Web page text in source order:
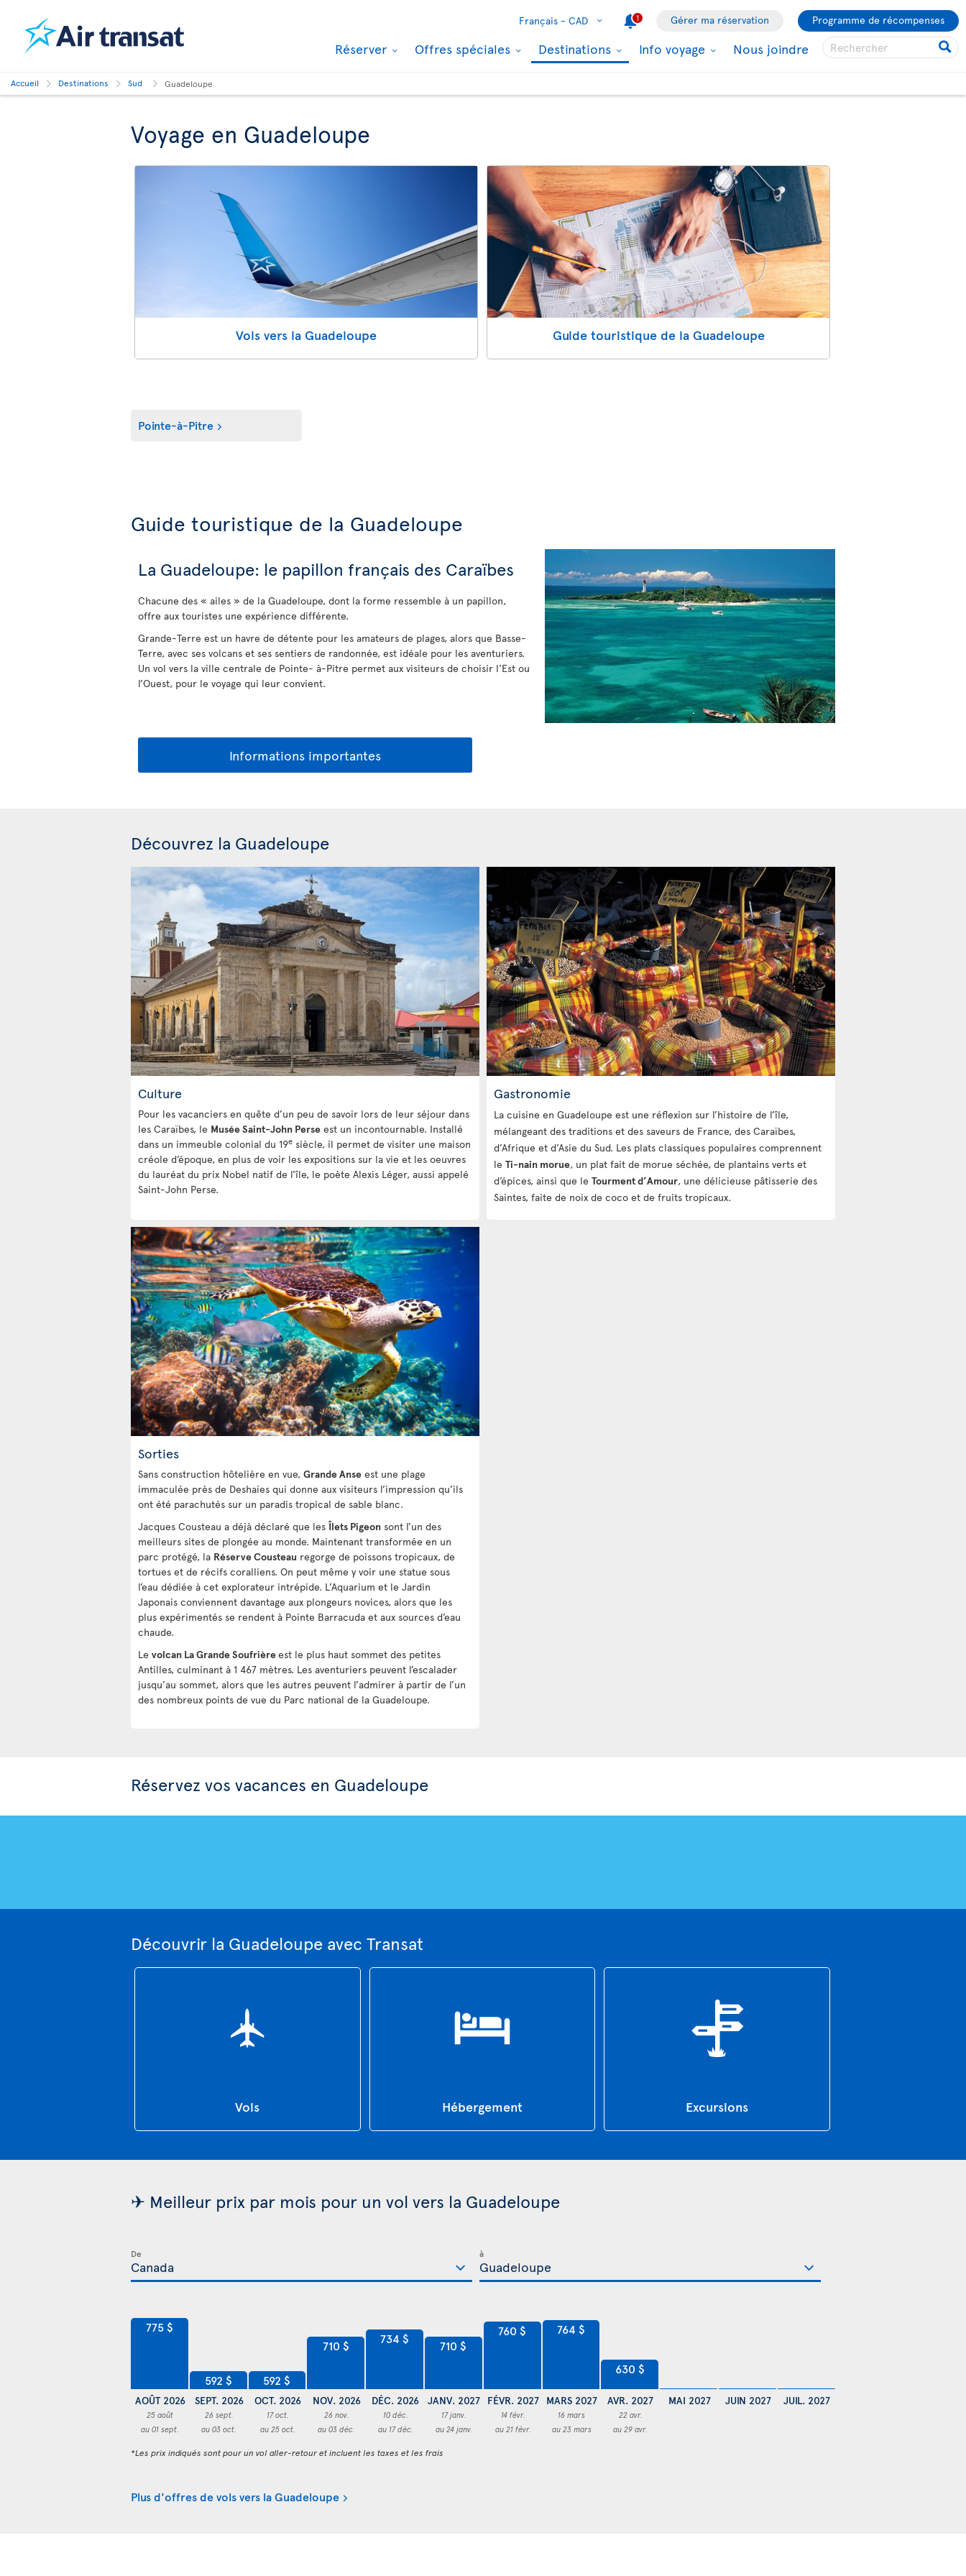
Français - CAD 1 Gérer ma réservation Programme de récompenses
Réserver Offres spéciales Destinations Info voyage Nous joindre
Accueil Destinations Sud Guadeloupe
Voyage en Guadeloupe
Vols vers la Guadeloupe Guide touristique de la Guadeloupe
Pointe-à-Pitre
Guide touristique de la Guadeloupe
La Guadeloupe: le papillon français des Caraïbes
Chacune des « ailes » de la Guadeloupe, dont la forme ressemble à un papillon,
offre aux touristes une expérience différente.
Grande-Terre est un havre de détente pour les amateurs de plages, alors que Basse-
Terre, avec ses volcans et ses sentiers de randonnée, est idéale pour les aventuriers.
Un vol vers la ville centrale de Pointe- à-Pitre permet aux visiteurs de choisir l'Est ou
l’Ouest, pour le voyage qui leur convient.
Informations importantes
Découvrez la Guadeloupe
Culture
Pour les vacanciers en quête d’un peu de savoir lors de leur séjour dans
les Caraïbes, le Musée Saint-John Perse est un incontournable. Installé
dans un immeuble colonial du 19e siècle, il permet de visiter une maison
créole d’époque, en plus de voir les expositions sur la vie et les oeuvres
du lauréat du prix Nobel natif de l’île, le poète Alexis Léger, aussi appelé
Saint-John Perse.
Gastronomie
La cuisine en Guadeloupe est une réflexion sur l’histoire de l’île,
mélangeant des traditions et des saveurs de France, des Caraïbes,
d’Afrique et d’Asie du Sud. Les plats classiques populaires comprennent
le Ti-nain morue, un plat fait de morue séchée, de plantains verts et
d’épices, ainsi que le Tourment d’Amour, une délicieuse pâtisserie des
Saintes, faite de noix de coco et de fruits tropicaux.
Sorties
Sans construction hôtelière en vue, Grande Anse est une plage
immaculée près de Deshaies qui donne aux visiteurs l’impression qu’ils
ont été parachutés sur un paradis tropical de sable blanc.
Jacques Cousteau a déjà déclaré que lesÎlets Pigeon sont l’un des
meilleurs sites de plongée au monde. Maintenant transformée en un
parc protégé, la Réserve Cousteau regorge de poissons tropicaux, de
tortues et de récifs coralliens. On peut même y voir une statue sous
l’eau dédiée à cet explorateur intrépide. L’Aquarium et le Jardin
Japonais conviennent davantage aux plongeurs novices, alors que les
plus expérimentés se rendent à Pointe Barracuda et aux sources d’eau
chaude.
Le volcan La Grande Soufrièreest le plus haut sommet des petites
Antilles, culminant à 1 467 mètres. Les aventuriers peuvent l’escalader
jusqu’au sommet, alors que les autres peuvent l’admirer à partir de l’un
des nombreux points de vue du Parc national de la Guadeloupe.
Réservez vos vacances en Guadeloupe
Découvrir la Guadeloupe avec Transat
Vols Hébergement Excursions
✈ Meilleur prix par mois pour un vol vers la Guadeloupe
De à
775 $
AOÛT 2026
25 août
au 01 sept.
592 $
SEPT. 2026
26 sept.
au 03 oct.
592 $
OCT. 2026
17 oct.
au 25 oct.
710 $
NOV. 2026
26 nov.
au 03 déc.
734 $
DÉC. 2026
10 déc.
au 17 déc.
710 $
JANV. 2027
17 janv.
au 24 janv.
760 $
FÉVR. 2027
14 févr.
au 21 févr.
764 $
MARS 2027
16 mars
au 23 mars
630 $
AVR. 2027
22 avr.
au 29 avr.
MAI 2027 JUIN 2027 JUIL. 2027
*Les prix indiqués sont pour un vol aller-retour et incluent les taxes et les frais
Plus d'offres de vols vers la Guadeloupe